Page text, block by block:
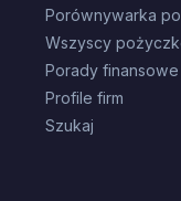
Porównywarka
Wszyscy
Porady finansowe
Profile firm
Szukaj